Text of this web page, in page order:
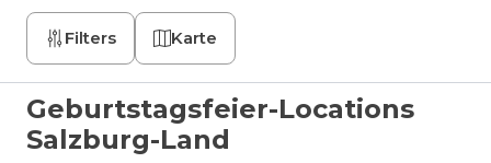
Filters Karte
Geburtstagsfeier-Locations
Salzburg-Land